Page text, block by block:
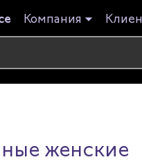
Компания
женские